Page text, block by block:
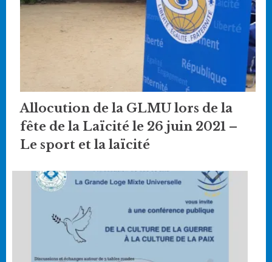
Allocution de la GLMU lors de la
fête de la Laïcité le 26 juin 2021 –
Le sport et la laïcité